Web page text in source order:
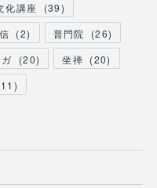
化講座 (39)
(2) 普門院 (26)
(20) 坐禅 (20)
11 )